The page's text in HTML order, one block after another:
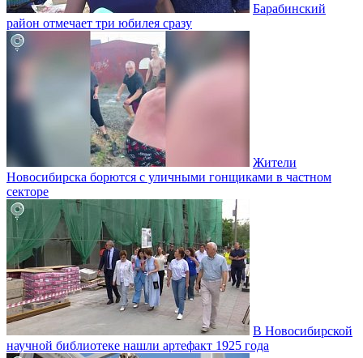
Барабинский
район отмечает три юбилея сразу
Жители
Новосибирска борются с уличными гонщиками в частном
секторе
В Новосибирской
научной библиотеке нашли артефакт 1925 года